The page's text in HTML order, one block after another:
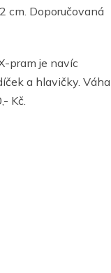
cm. Doporučovaná
pram je navíc
a hlavičky. Váha
Kč.